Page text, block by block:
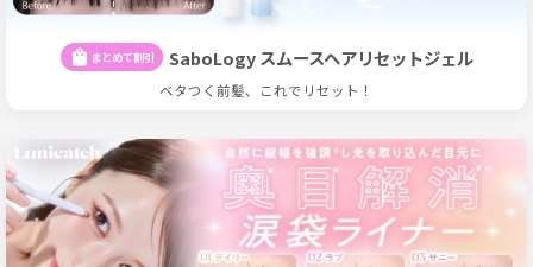
shopping_bag まとめて割引 SaboLogy スムースヘアリセットジェル
ベタつく前髪、これでリセット！